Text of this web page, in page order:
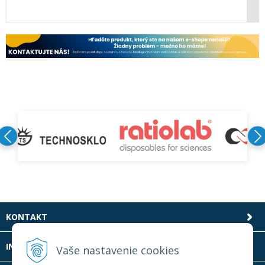
Vaše nastavenie cookies
KONTAKT
INFOLINKA